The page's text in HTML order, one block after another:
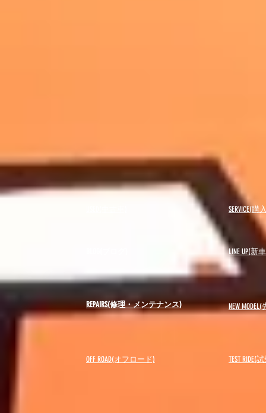
SERVICE(
LINE UP(新
REPAIRS(修理・メンテナンス) NEW MODEL(
OFF ROAD(オフロード) ​TEST RIDE(